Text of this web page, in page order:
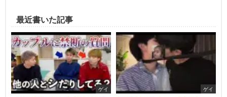
最近書いた記事
ゲイ ゲイ